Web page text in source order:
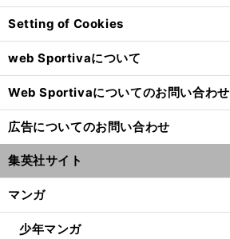
Setting of Cookies
web Sportivaについて
Web Sportivaについてのお問い合わせ
広告についてのお問い合わせ
集英社サイト
マンガ
少年マンガ